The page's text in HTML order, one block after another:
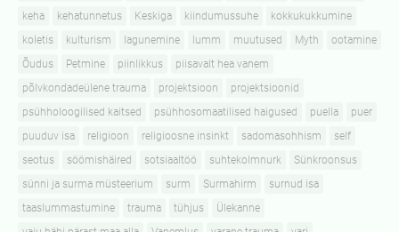
keha
kehatunnetus Keskiga kiindumussuhe
kokkukukkumine
koletis
kulturism lagunemine lumm muutused Myth
ootamine
Õudus
Petmine piinlikkus
piisavalt hea vanem
põlvkondadeülene trauma
projektsioon
projektsioonid
psühholoogilised kaitsed
psühhosomaatilised haigused puella
puer
puuduv isa
religioon religioosne insinkt sadomasohhism
self
seotus
söömishäired sotsiaaltöö suhtekolmnurk
Sünkroonsus
sünni ja surma müsteerium
surm Surmahirm
surnud isa
taaslummastumine
trauma tühjus
Ülekanne